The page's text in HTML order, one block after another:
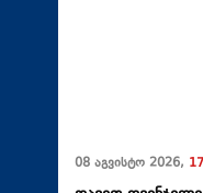
08 აგვისტო 2026,